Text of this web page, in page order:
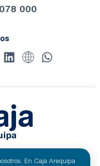
000​
20100209641
En Caja Arequipa